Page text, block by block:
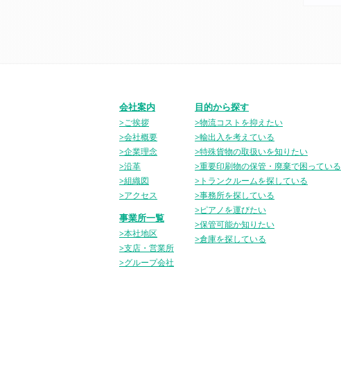
会社案内
>ご挨拶
>会社概要
>企業理念
>沿革
>組織図
>アクセス
事業所一覧
>本社地区
>支店・営業所
>グループ会社
目的から探す
>物流コストを抑えたい
>輸出入を考えている
>特殊貨物の取扱いを知りたい
>重要印刷物の保管・廃棄で困っている
>トランクルームを探している
>事務所を探している
>ピアノを運びたい
>保管可能か知りたい
>倉庫を探している